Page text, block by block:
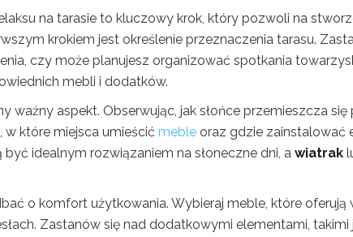
na tarasie to kluczowy krok, który pozwoli na
krokiem jest określenie przeznaczenia tarasu.
czy może planujesz organizować spotkania
mebli i dodatków.
ważny aspekt. Obserwując, jak słońce przemieszcza
które miejsca umieścić meble oraz gdzie zainstalować
być idealnym rozwiązaniem na słoneczne dni, a wiatrak
o komfort użytkowania. Wybieraj meble, które oferują
Zastanów się nad dodatkowymi elementami, takimi